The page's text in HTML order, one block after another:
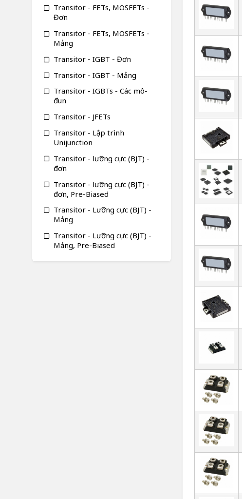
Transitor - FETs, MOSFETs -
Đơn
Transitor - FETs, MOSFETs -
Mảng
Transitor - IGBT - Đơn
Transitor - IGBT - Mảng
Transitor - IGBTs - Các mô-
đun
Transitor - JFETs
Transitor - Lập trình
Unijunction
Transitor - lưỡng cực (BJT) -
đơn
Transitor - lưỡng cực (BJT) -
đơn, Pre-Biased
Transitor - Lưỡng cực (BJT) -
Mảng
Transitor - Lưỡng cực (BJT) -
Mảng, Pre-Biased